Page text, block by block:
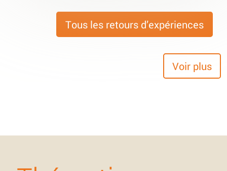
Tous les retours d’expériences
Voir plus